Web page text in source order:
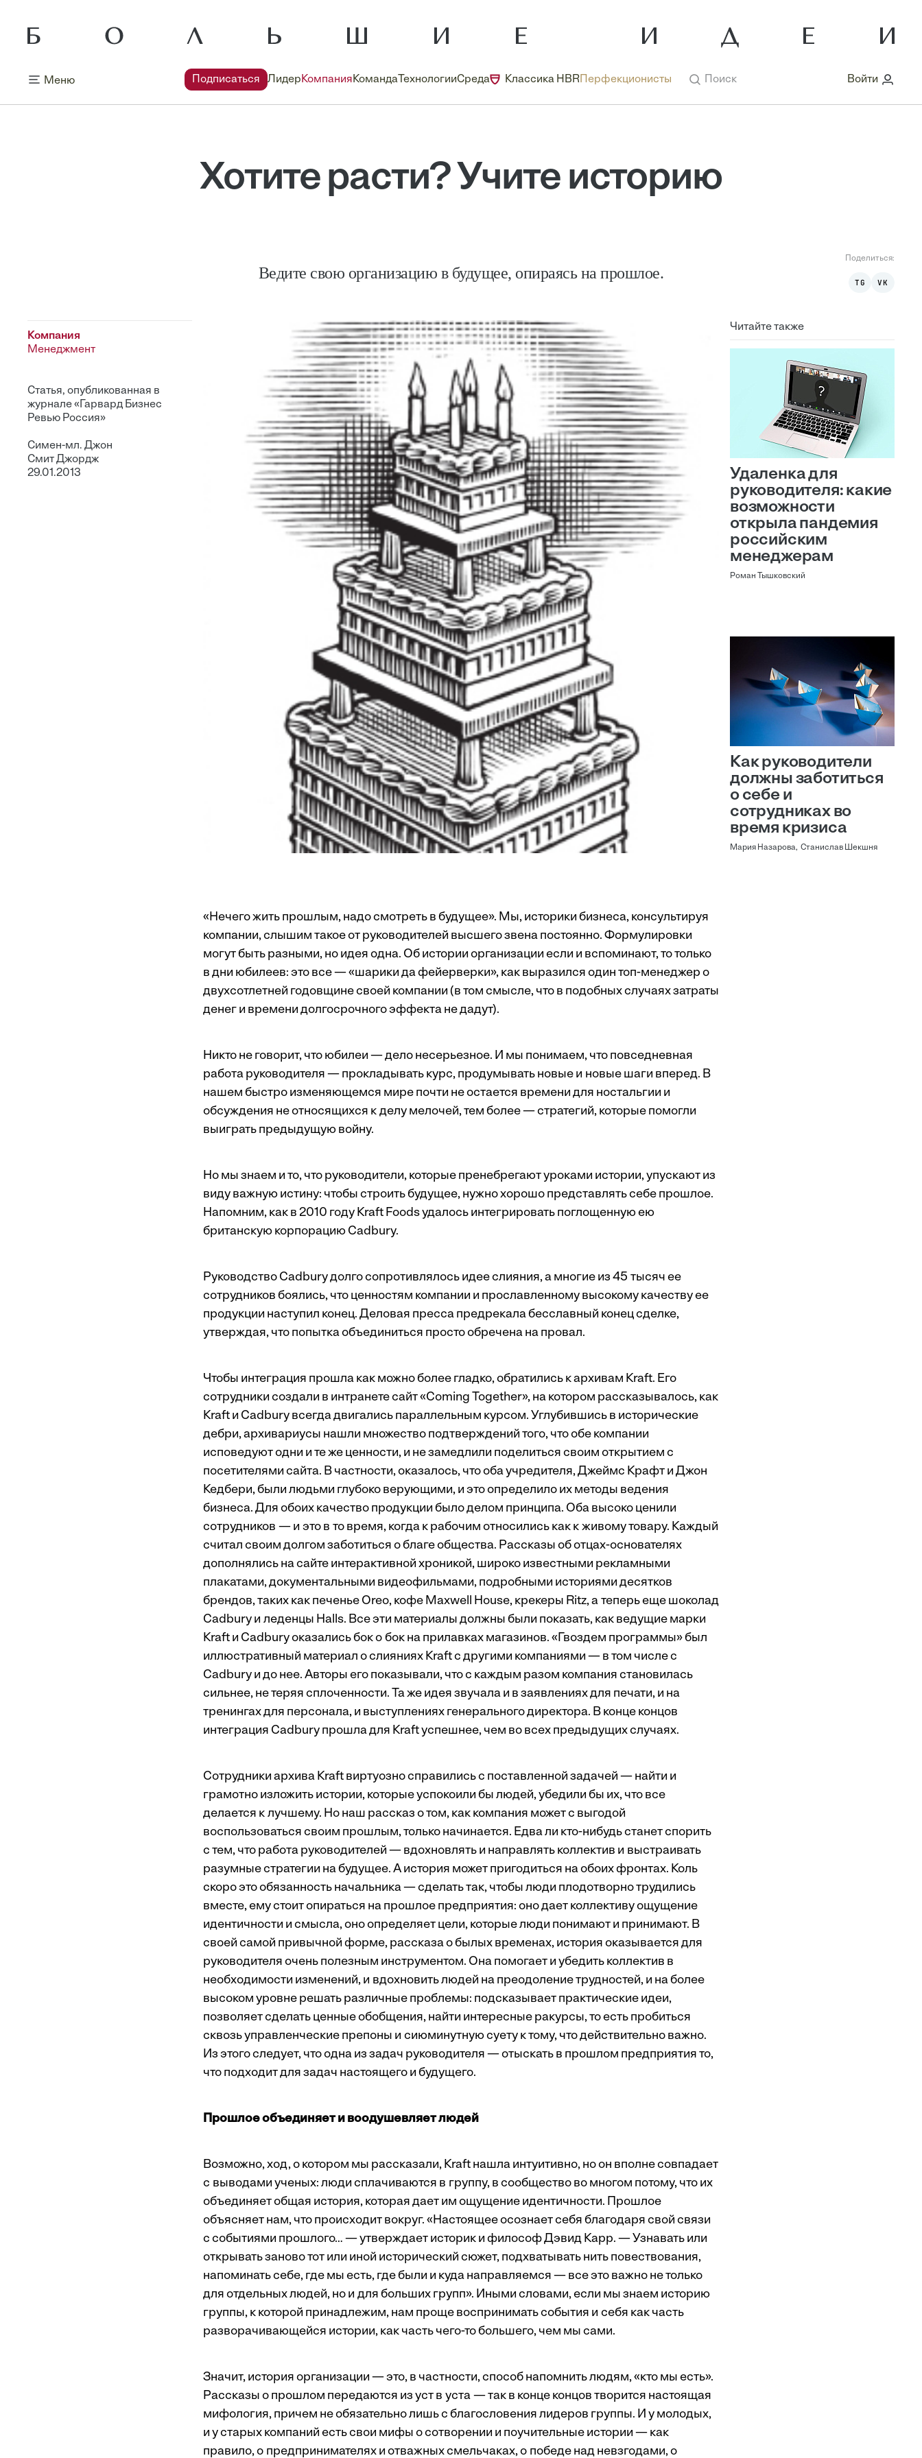
Меню Подписаться ЛидерКомпанияКоманда ТехнологииСреда Классика HBR Перфекционисты Поиск Войти
Хотите расти? Учите историю
Ведите свою организацию в будущее, опираясь на прошлое.
Поделиться:
TG VK
Компания
Менеджмент
Статья, опубликованная в
журнале «Гарвард Бизнес
Ревью Россия»
Симен-мл. Джон
Cмит Джордж
29.01.2013
Читайте также
Удаленка для
руководителя: какие
возможности
открыла пандемия
российским
менеджерам
Роман Тышковский
Как руководители
должны заботиться
о себе и
сотрудниках во
время кризиса
Мария Назарова, Станислав Шекшня
«Нечего жить прошлым, надо смотреть в будущее». Мы, историки бизнеса, консультируя
компании, слышим такое от руководителей высшего звена постоянно. Формулировки
могут быть разными, но идея одна. Об истории организации если и вспоминают, то только
в дни юбилеев: это все — «шарики да фейерверки», как выразился один топ-менеджер о
двухсотлетней годовщине своей компании (в том смысле, что в подобных случаях затраты
денег и времени долгосрочного эффекта не дадут).
Никто не говорит, что юбилеи — дело несерьезное. И мы понимаем, что повседневная
работа руководителя — прокладывать курс, продумывать новые и новые шаги вперед. В
нашем быстро изменяющемся мире почти не остается времени для ностальгии и
обсуждения не относящихся к делу мелочей, тем более — стратегий, которые помогли
выиграть предыдущую войну.
Но мы знаем и то, что руководители, которые пренебрегают уроками истории, упускают из
виду важную истину: чтобы строить будущее, нужно хорошо представлять себе прошлое.
Напомним, как в 2010 году Kraft Foods удалось интегрировать поглощенную ею
британскую корпорацию Cadbury.
Руководство Cadbury долго сопротивлялось идее слияния, а многие из 45 тысяч ее
сотрудников боялись, что ценностям компании и прославленному высокому качеству ее
продукции наступил конец. Деловая пресса предрекала бесславный конец сделке,
утверждая, что попытка объединиться просто обречена на провал.
Чтобы интеграция прошла как можно более гладко, обратились к архивам Kraft. Его
сотрудники создали в интранете сайт «Coming Together», на котором рассказывалось, как
Kraft и Cadbury всегда двигались параллельным курсом. Углубившись в исторические
дебри, архивариусы нашли множество подтверждений того, что обе компании
исповедуют одни и те же ценности, и не замедлили поделиться своим открытием с
посетителями сайта. В частности, оказалось, что оба учредителя, Джеймс Крафт и Джон
Кедбери, были людьми глубоко верующими, и это определило их методы ведения
бизнеса. Для обоих качество продукции было делом принципа. Оба высоко ценили
сотрудников — и это в то время, когда к рабочим относились как к живому товару. Каждый
считал своим долгом заботиться о благе общества. Рассказы об отцах-основателях
дополнялись на сайте интерактивной хроникой, широко известными рекламными
плакатами, документальными видеофильмами, подробными историями десятков
брендов, таких как печенье Oreo, кофе Maxwell House, крекеры Ritz, а теперь еще шоколад
Cadbury и леденцы Halls. Все эти материалы должны были показать, как ведущие марки
Kraft и Cadbury оказались бок о бок на прилавках магазинов. «Гвоздем программы» был
иллюстративный материал о слияниях Kraft с другими компаниями — в том числе с
Cadbury и до нее. Авторы его показывали, что с каждым разом компания становилась
сильнее, не теряя сплоченности. Та же идея звучала и в заявлениях для печати, и на
тренингах для персонала, и выступлениях генерального директора. В конце концов
интеграция Cadbury прошла для Kraft успешнее, чем во всех предыдущих случаях.
Сотрудники архива Kraft виртуозно справились с поставленной задачей — найти и
грамотно изложить истории, которые успокоили бы людей, убедили бы их, что все
делается к лучшему. Но наш рассказ о том, как компания может с выгодой
воспользоваться своим прошлым, только начинается. Едва ли кто-нибудь станет спорить
с тем, что работа руководителей — вдохновлять и направлять коллектив и выстраивать
разумные стратегии на будущее. А история может пригодиться на обоих фронтах. Коль
скоро это обязанность начальника — сделать так, чтобы люди плодотворно трудились
вместе, ему стоит опираться на прошлое предприятия: оно дает коллективу ощущение
идентичности и смысла, оно определяет цели, которые люди понимают и принимают. В
своей самой привычной форме, рассказа о былых временах, история оказывается для
руководителя очень полезным инструментом. Она помогает и убедить коллектив в
необходимости изменений, и вдохновить людей на преодоление трудностей, и на более
высоком уровне решать различные проблемы: подсказывает практические идеи,
позволяет сделать ценные обобщения, найти интересные ракурсы, то есть пробиться
сквозь управленческие препоны и сиюминутную суету к тому, что действительно важно.
Из этого следует, что одна из задач руководителя — отыскать в прошлом предприятия то,
что подходит для задач настоящего и будущего.
Прошлое объединяет и воодушевляет людей
Возможно, ход, о котором мы рассказали, Kraft нашла интуитивно, но он вполне совпадает
с выводами ученых: люди сплачиваются в группу, в сообщество во многом потому, что их
объединяет общая история, которая дает им ощущение идентичности. Прошлое
объясняет нам, что происходит вокруг. «Настоящее осо­знает себя благодаря свой связи
с событиями прошлого… — утверждает историк и философ Дэвид Карр. — Узнавать или
открывать заново тот или иной исторический сюжет, подхватывать нить повествования,
напоминать себе, где мы есть, где были и куда направляемся — все это важно не только
для отдельных людей, но и для больших групп». Иными словами, если мы знаем историю
группы, к которой принадлежим, нам проще воспринимать события и себя как часть
разворачивающейся истории, как часть чего-то большего, чем мы сами.
Значит, история организации — это, в частности, способ напомнить людям, «кто мы есть».
Рассказы о прошлом передаются из уст в уста — так в конце концов творится настоящая
мифология, причем не обязательно лишь с благословения лидеров группы. И у молодых,
и у старых компаний есть свои мифы о сотворении и поучительные истории — как
правило, о предпринимателях и отважных смельчаках, о победе над невзгодами, о